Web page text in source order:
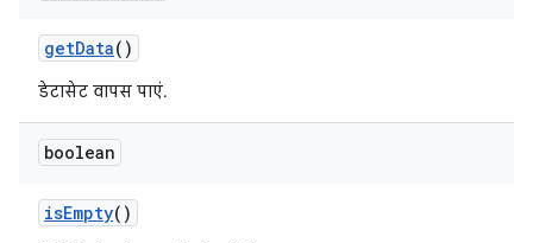
getData()
डेटासेट वापस पाएं.
boolean
isEmpty()